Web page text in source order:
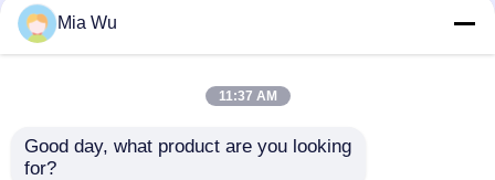
Περιπτώσεις
Ζητήστε ένα απόσπασμα
Επαναχρησιμοποιήσιμος αισθητήρας spO2
Μίας χρήσης
αισθητήρες 4002
για της μ-asi-Mo το
Mia Wu
11:37 AM
Good day, what product are you looking
for?